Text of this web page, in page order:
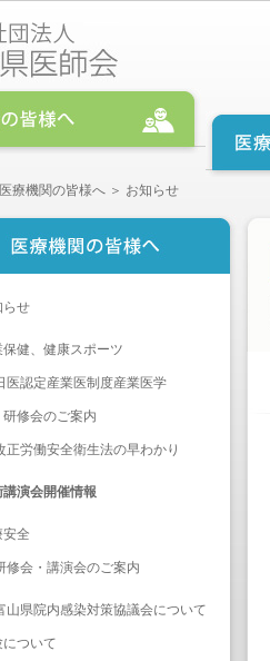
医療機関の皆様へ ＞ お知らせ
らせ
保健、健康スポーツ
医認定産業医制度産業医学
会のご案内
正労働安全衛生法の早わかり
講演会開催情報
安全
修会・講演会のご案内
山県院内感染対策協議会について
について